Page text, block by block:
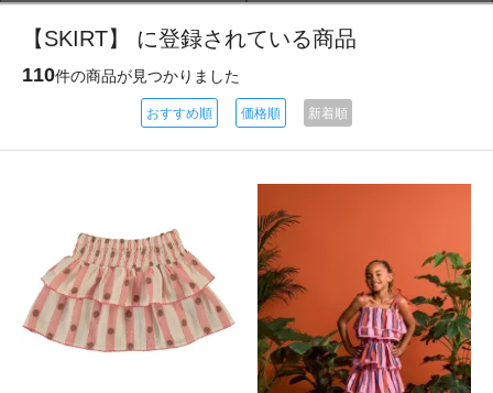
【SKIRT】 に登録されている商品
110件の商品が見つかりました
おすすめ順 価格順 新着順